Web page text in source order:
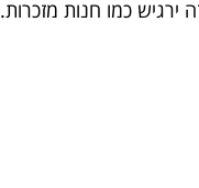
ירגיש כמו חנות מזכרות.